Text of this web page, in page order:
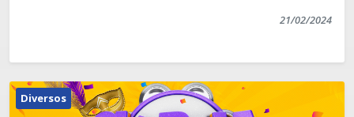
21/02/2024
Diversos